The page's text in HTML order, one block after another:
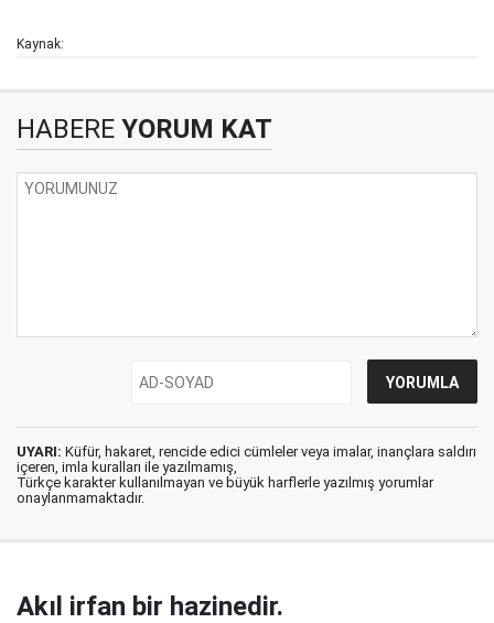
Kaynak:
HABERE YORUM KAT
UYARI: Küfür, hakaret, rencide edici cümleler veya imalar, inançlara saldırı
içeren, imla kuralları ile yazılmamış,
Türkçe karakter kullanılmayan ve büyük harflerle yazılmış yorumlar
onaylanmamaktadır.
Akıl irfan bir hazinedir.